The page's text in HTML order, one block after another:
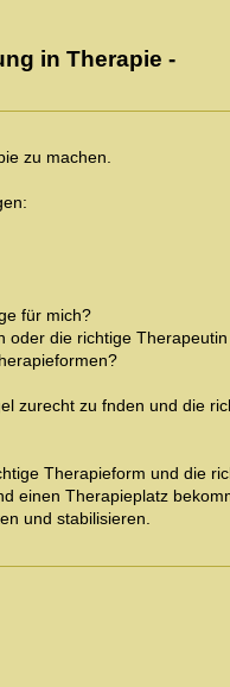
in Therapie -
zu machen.
für mich?
oder die richtige
zurecht zu fnden und die
Therapieform und die
einen Therapieplatz
und stabilisieren.